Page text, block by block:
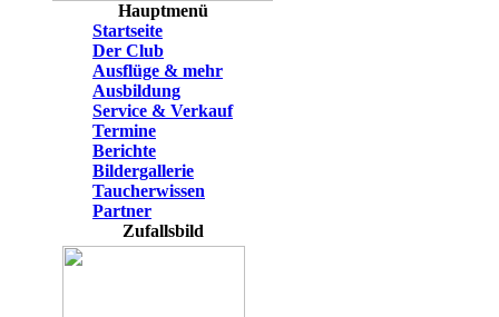
Hauptmenü
Startseite
Der Club
Ausflüge & mehr
Ausbildung
Service & Verkauf
Termine
Berichte
Bildergallerie
Taucherwissen
Partner
Zufallsbild